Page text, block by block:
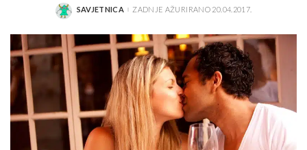
POSTED
SAVJETNICA ZADNJE AŽURIRANO 20.04.2017.